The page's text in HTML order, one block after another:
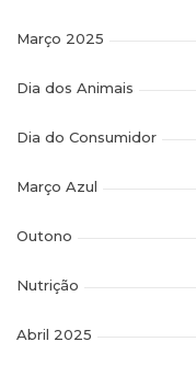
Março 2025
Dia dos Animais
Dia do Consumidor
Março Azul
Outono
Nutrição
Abril 2025